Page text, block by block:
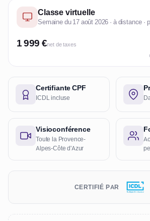
Classe virtuelle
Semaine du 17 août 2026 · à distance ·
1 999 €net de taxes
Certifiante CPF
ICDL incluse
Visioconférence
Toute la Provence-
Alpes-Côte d'Azur
CERTIFIÉ PAR